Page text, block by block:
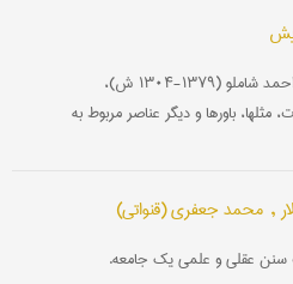
کِتابِ کوچه، فرهنگ‌واره‌ای تألیف احمد شاملو (۱۳۷۹-۱۳۰۴ ش)،
مثلها، باورها و دیگر عناصر مربوط به
, محمد جعفری (قنواتی)
سنن عقلی و علمی یک جامعه.